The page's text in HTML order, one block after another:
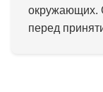
окружающих.
перед